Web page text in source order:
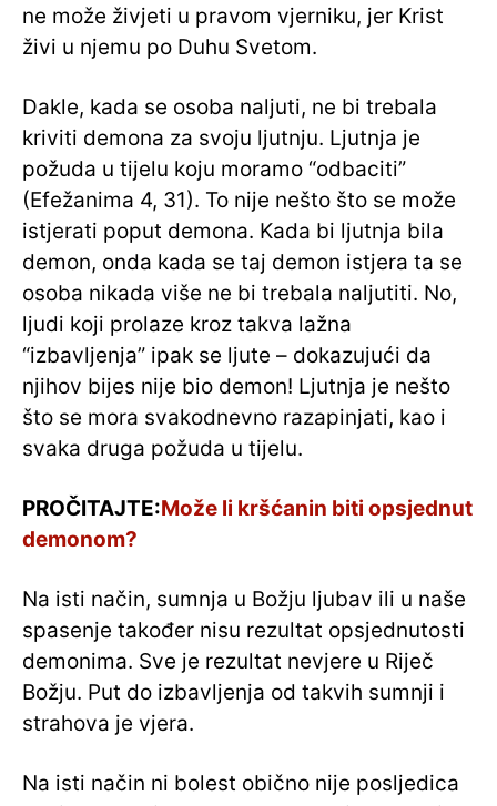
ne može živjeti u pravom vjerniku, jer Krist
živi u njemu po Duhu Svetom.
Dakle, kada se osoba naljuti, ne bi trebala
kriviti demona za svoju ljutnju. Ljutnja je
požuda u tijelu koju moramo “odbaciti”
(Efežanima 4, 31). To nije nešto što se može
istjerati poput demona. Kada bi ljutnja bila
demon, onda kada se taj demon istjera ta se
osoba nikada više ne bi trebala naljutiti. No,
ljudi koji prolaze kroz takva lažna
“izbavljenja” ipak se ljute – dokazujući da
njihov bijes nije bio demon! Ljutnja je nešto
što se mora svakodnevno razapinjati, kao i
svaka druga požuda u tijelu.
PROČITAJTE:Može li kršćanin biti opsjednut
demonom?
Na isti način, sumnja u Božju ljubav ili u naše
spasenje također nisu rezultat opsjednutosti
demonima. Sve je rezultat nevjere u Riječ
Božju. Put do izbavljenja od takvih sumnji i
strahova je vjera.
Na isti način ni bolest obično nije posljedica